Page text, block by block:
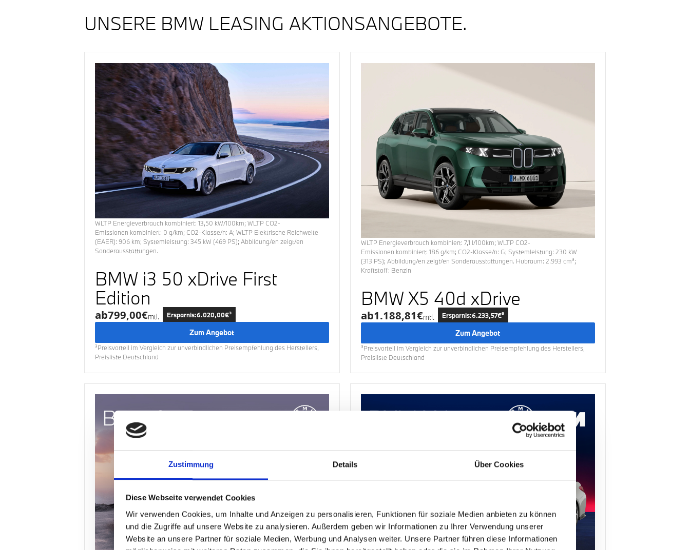
Zustimmung Details Über Cookies
Diese Webseite verwendet Cookies
Wir verwenden Cookies, um Inhalte und Anzeigen zu personalisieren, Funktionen für soziale Medien anbieten zu können
und die Zugriffe auf unsere Website zu analysieren. Außerdem geben wir Informationen zu Ihrer Verwendung unserer
Website an unsere Partner für soziale Medien, Werbung und Analysen weiter. Unsere Partner führen diese Informationen
UNSERE BMW LEASING AKTIONSANGEBOTE.
WLTP Energieverbrauch kombiniert:13,50 kW/100km;WLTP CO2-
Emissionen kombiniert: 0 g/km; CO2-Klasse/n:A; WLTP Elektrische Reichweite
(EAER): 906 km; Systemleistung:345 kW (469 PS); Abbildung/en zeigt/en
Sonderausstattungen.
BMW i3 50 xDrive First
Edition
ab799,00€mtl. Ersparnis:6.020,00€³
Zum Angebot
³Preisvorteil im Vergleich zur unverbindlichen Preisempfehlung des Herstellers,
Preisliste Deutschland
WLTP Energieverbrauch kombiniert:7,1 l/100km;WLTP CO2-
Emissionen kombiniert:186g/km; CO2-Klasse/n: G; Systemleistung:230 kW
(313 PS); Abbildung/en zeigt/en Sonderausstattungen. Hubraum:2.993 cm³;
Kraftstoff: Benzin
BMW X5 40d xDrive
ab1.188,81€mtl. Ersparnis:6.233,57€³
Zum Angebot
³Preisvorteil im Vergleich zur unverbindlichen Preisempfehlung des Herstellers,
Preisliste Deutschland